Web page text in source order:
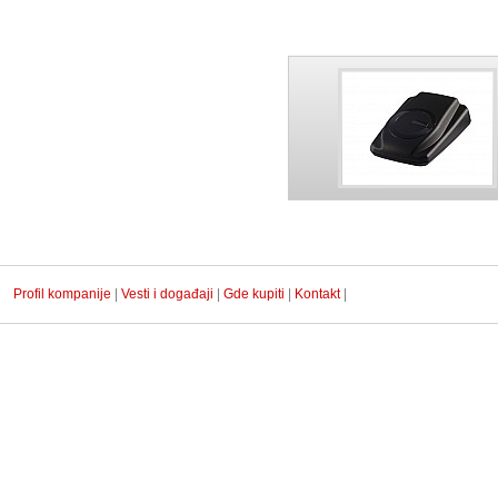
Profil kompanije Vesti i događaji Gde kupiti Kontakt|